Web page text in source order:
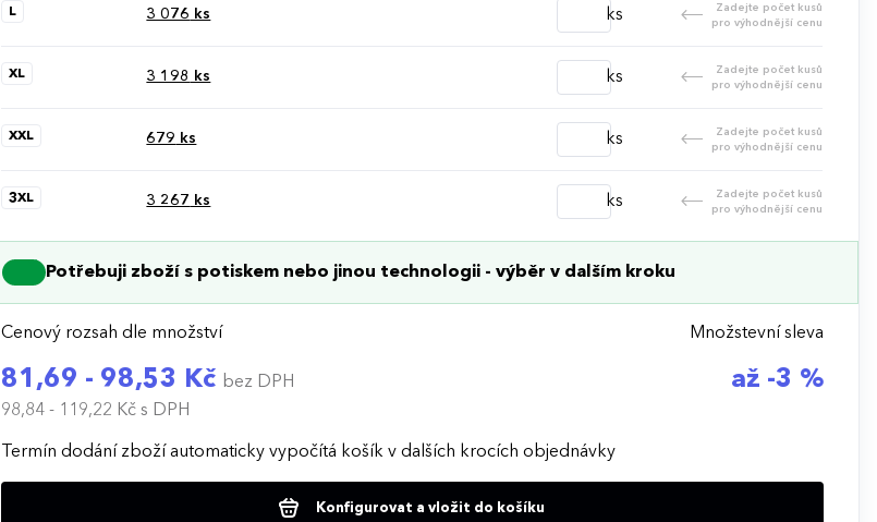
L 3 076 ks ks
Zadejte počet kusů
pro výhodnější cenu
XL 3 198 ks ks
Zadejte počet kusů
pro výhodnější cenu
XXL 679 ks ks
Zadejte počet kusů
pro výhodnější cenu
3XL 3 267 ks ks
Zadejte počet kusů
pro výhodnější cenu
Potřebuji zboží s potiskem nebo jinou technologii - výběr v dalším kroku
Cenový rozsah dle množství
81,69 - 98,53 Kč bez DPH
98,84 - 119,22 Kčs DPH
Množstevní sleva
až -3 %
Termín dodání zboží automaticky vypočítá košík v dalších krocích objednávky
Konfigurovat a vložit do košíku